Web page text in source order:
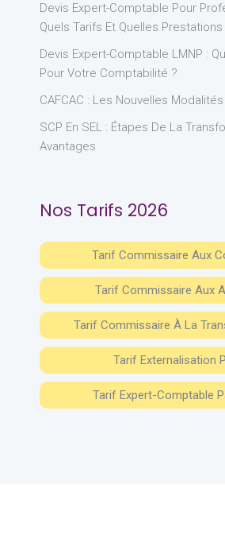
Devis Expert-Comptable Pour
Quels Tarifs Et Quelles
Devis Expert-Comptable LMNP :
Pour Votre Comptabilité ?
CAFCAC : Les Nouvelles Modalités
SCP En SEL : Étapes De La
Avantages
Nos Tarifs 2026
Tarif Commissaire Aux
Tarif Commissaire Aux
Tarif Commissaire À La
Tarif Externalisation
Tarif Expert-Comptable